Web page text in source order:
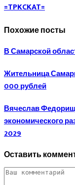
=TPKCKAT=
Похожие посты
В Самарской
Жительница
000 рублей
Вячеслав
экономического
2029
Оставить